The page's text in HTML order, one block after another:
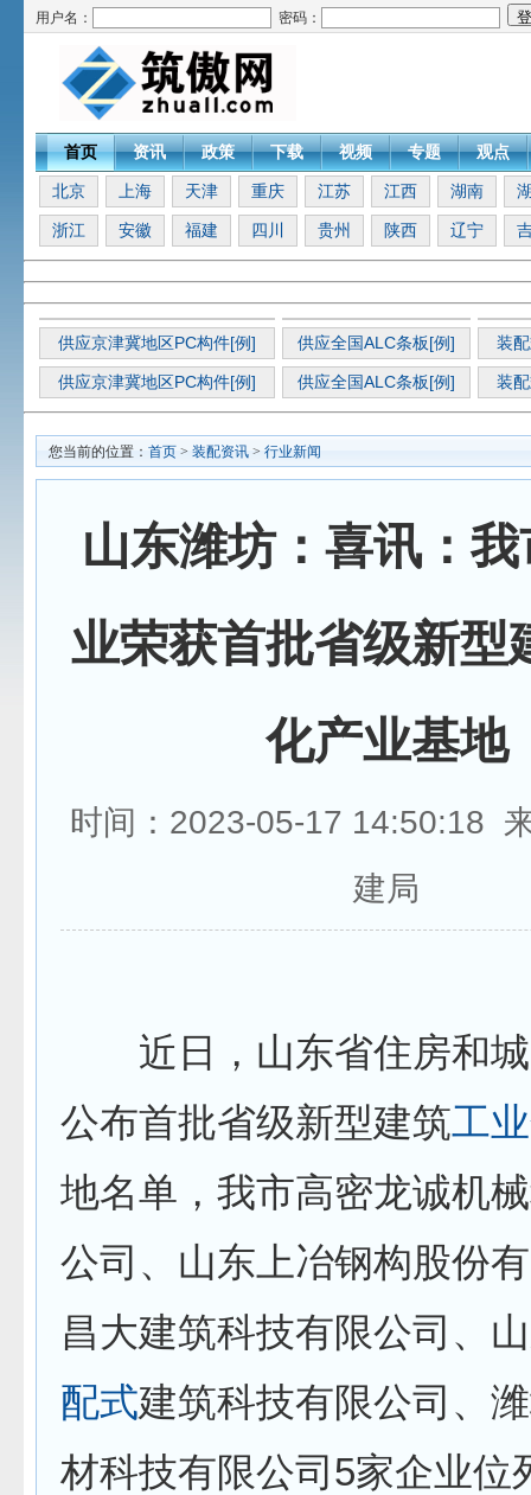
用户名： 密码：
首页 资讯 政策 下载 视频 专题 观点
北京 上海 天津 重庆 江苏 江西 湖南
浙江 安徽 福建 四川 贵州 陕西 辽宁
供应京津冀地区PC构件[例] 供应全国ALC条板[例] 装
供应京津冀地区PC构件[例] 供应全国ALC条板[例] 装
您当前的位置： 首页 > 装配资讯 > 行业新闻
山东潍坊：喜讯：
业荣获首批省级新型
化产业基地
时间：2023-05-17 14:50:18
建局
近日，山东省住房和城
公布首批省级新型建筑工
地名单，我市高密龙诚机
公司、山东上冶钢构股份
昌大建筑科技有限公司、
配式建筑科技有限公司、
材科技有限公司5家企业位